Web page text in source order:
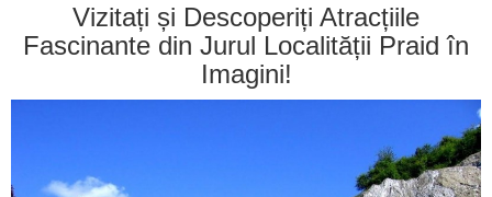
Vizitați și Descoperiți Atracțiile
Fascinante din Jurul Localității Praid în
Imagini!